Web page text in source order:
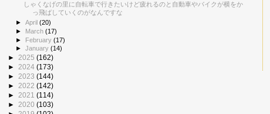
しゃくなげの里に自転車で行きたいけど疲れるのと自動車やバイクが横をか
っ飛ばしていくのがなんですな
►April(20)
► March(17)
► February(17)
►January(14)
► 2025 (162)
► 2024 (173)
► 2023 (144)
► 2022 (142)
► 2021 (114)
► 2020 (103)